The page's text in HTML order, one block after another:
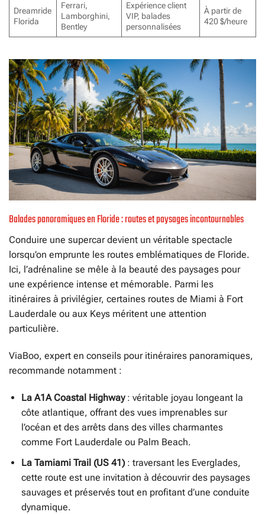
Dreamride
Florida
Ferrari,
Lamborghini,
Bentley
Expérience client
VIP, balades
personnalisées
À partir de
420 $/heure
Balades panoramiques en Floride : routes et paysages incontournables
Conduire une supercar devient un véritable spectacle
lorsqu’on emprunte les routes emblématiques de Floride.
Ici, l’adrénaline se mêle à la beauté des paysages pour
une expérience intense et mémorable. Parmi les
itinéraires à privilégier, certaines routes de Miami à Fort
Lauderdale ou aux Keys méritent une attention
particulière.
ViaBoo, expert en conseils pour itinéraires panoramiques,
recommande notamment :
La A1A Coastal Highway: véritable joyau longeant la
côte atlantique, offrant des vues imprenables sur
l’océan et des arrêts dans des villes charmantes
comme Fort Lauderdale ou Palm Beach.
La Tamiami Trail (US 41): traversant les Everglades,
cette route est une invitation à découvrir des paysages
sauvages et préservés tout en profitant d’une conduite
dynamique.